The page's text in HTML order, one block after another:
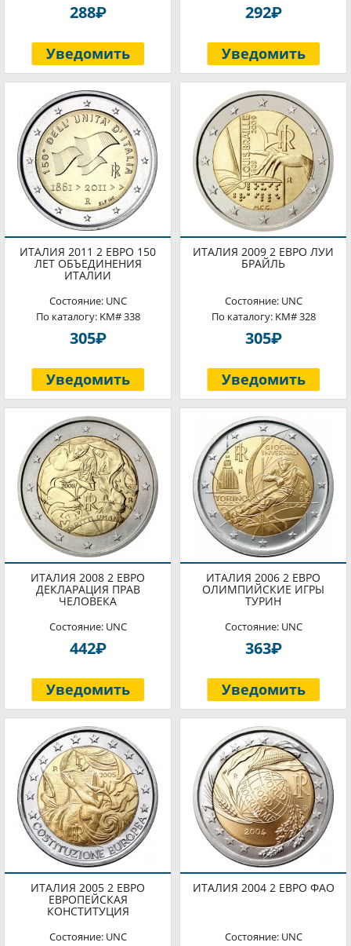
288P
Уведомить
292P
Уведомить
ИТАЛИЯ 2011 2 ЕВРО 150
ЛЕТ ОБЪЕДИНЕНИЯ
ИТАЛИИ
Состояние: UNC
По каталогу: KM# 338
305P
Уведомить
ИТАЛИЯ 2009 2 ЕВРО ЛУИ
БРАЙЛЬ
Состояние: UNC
По каталогу: KM# 328
305P
Уведомить
ИТАЛИЯ 2008 2 ЕВРО
ДЕКЛАРАЦИЯ ПРАВ
ЧЕЛОВЕКА
Состояние: UNC
442P
Уведомить
ИТАЛИЯ 2006 2 ЕВРО
ОЛИМПИЙСКИЕ ИГРЫ
ТУРИН
Состояние: UNC
363P
Уведомить
ИТАЛИЯ 2005 2 ЕВРО
ЕВРОПЕЙСКАЯ
КОНСТИТУЦИЯ
Состояние: UNC
ИТАЛИЯ 2004 2 ЕВРО ФАО
Состояние: UNC